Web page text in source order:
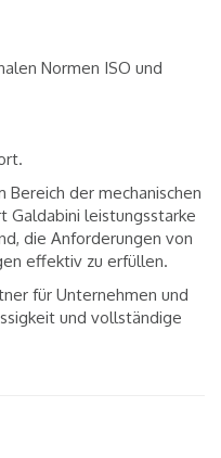
Normen ISO und
Bereich der mechanischen
Galdabini leistungsstarke
die Anforderungen von
effektiv zu erfüllen.
für Unternehmen und
und vollständige